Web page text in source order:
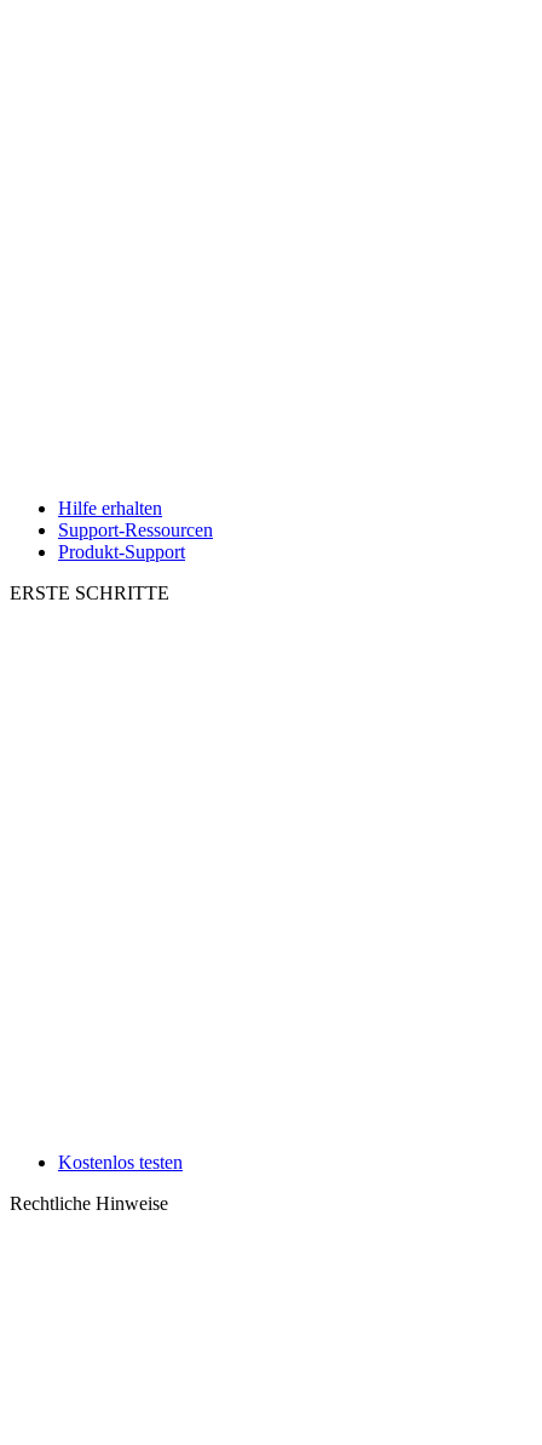
Hilfe erhalten
Support-Ressourcen
Produkt-Support
ERSTE SCHRITTE
Kostenlos testen
Rechtliche Hinweise